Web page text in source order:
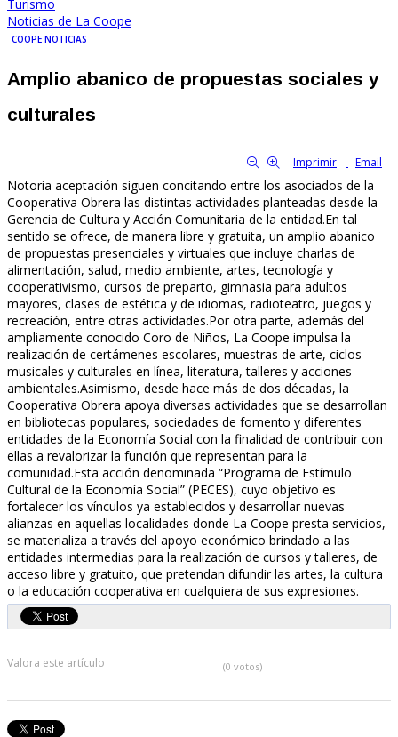
Turismo
Noticias de La Coope
COOPE NOTICIAS
Amplio abanico de propuestas sociales y
culturales
Imprimir Email
Notoria aceptación siguen concitando entre los asociados de la
Cooperativa Obrera las distintas actividades planteadas desde la
Gerencia de Cultura y Acción Comunitaria de la entidad.En tal
sentido se ofrece, de manera libre y gratuita, un amplio abanico
de propuestas presenciales y virtuales que incluye charlas de
alimentación, salud, medio ambiente, artes, tecnología y
cooperativismo, cursos de preparto, gimnasia para adultos
mayores, clases de estética y de idiomas, radioteatro, juegos y
recreación, entre otras actividades.Por otra parte, además del
ampliamente conocido Coro de Niños, La Coope impulsa la
realización de certámenes escolares, muestras de arte, ciclos
musicales y culturales en línea, literatura, talleres y acciones
ambientales.Asimismo, desde hace más de dos décadas, la
Cooperativa Obrera apoya diversas actividades que se desarrollan
en bibliotecas populares, sociedades de fomento y diferentes
entidades de la Economía Social con la finalidad de contribuir con
ellas a revalorizar la función que representan para la
comunidad.Esta acción denominada “Programa de Estímulo
Cultural de la Economía Social” (PECES), cuyo objetivo es
fortalecer los vínculos ya establecidos y desarrollar nuevas
alianzas en aquellas localidades donde La Coope presta servicios,
se materializa a través del apoyo económico brindado a las
entidades intermedias para la realización de cursos y talleres, de
acceso libre y gratuito, que pretendan difundir las artes, la cultura
o la educación cooperativa en cualquiera de sus expresiones.
Valora este artículo (0 votos)